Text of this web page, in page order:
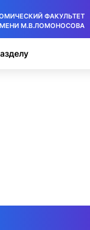
ФАКУЛЬТЕТ
М.В.ЛОМОНОСОВА